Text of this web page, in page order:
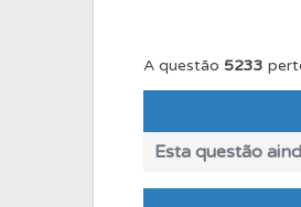
O teste
Questões Pode
A questão 5233
Esta questão